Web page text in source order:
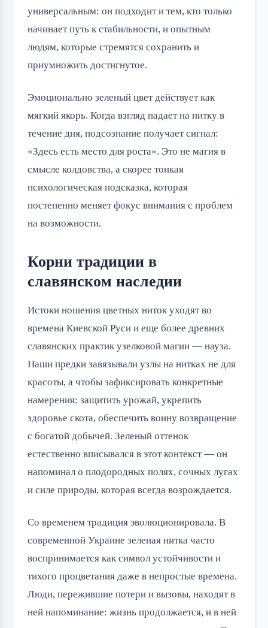
универсальным: он подходит и тем, кто только
начинает путь к стабильности, и опытным
людям, которые стремятся сохранить и
приумножить достигнутое.
Эмоционально зеленый цвет действует как
мягкий якорь. Когда взгляд падает на нитку в
течение дня, подсознание получает сигнал:
«Здесь есть место для роста». Это не магия в
смысле колдовства, а скорее тонкая
психологическая подсказка, которая
постепенно меняет фокус внимания с проблем
на возможности.
Корни традиции в
славянском наследии
Истоки ношения цветных ниток уходят во
времена Киевской Руси и еще более древних
славянских практик узелковой магии — науза.
Наши предки завязывали узлы на нитках не для
красоты, а чтобы зафиксировать конкретные
намерения: защитить урожай, укрепить
здоровье скота, обеспечить воину возвращение
с богатой добычей. Зеленый оттенок
естественно вписывался в этот контекст — он
напоминал о плодородных полях, сочных лугах
и силе природы, которая всегда возрождается.
Со временем традиция эволюционировала. В
современной Украине зеленая нитка часто
воспринимается как символ устойчивости и
тихого процветания даже в непростые времена.
Люди, пережившие потери и вызовы, находят в
ней напоминание: жизнь продолжается, и в ней